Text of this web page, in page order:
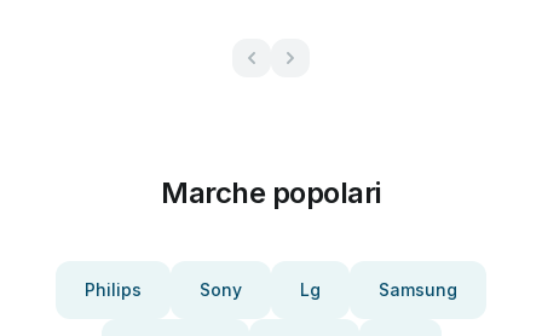
Marche popolari
Philips Sony Lg Samsung